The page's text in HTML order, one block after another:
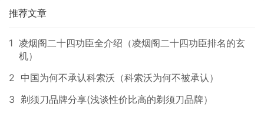
推荐文章
1 凌烟阁二十四功臣全介绍（凌烟阁二十四功臣排名的玄
机）
2 中国为何不承认科索沃（科索沃为何不被承认）
3 剃须刀品牌分享(浅谈性价比高的剃须刀品牌）